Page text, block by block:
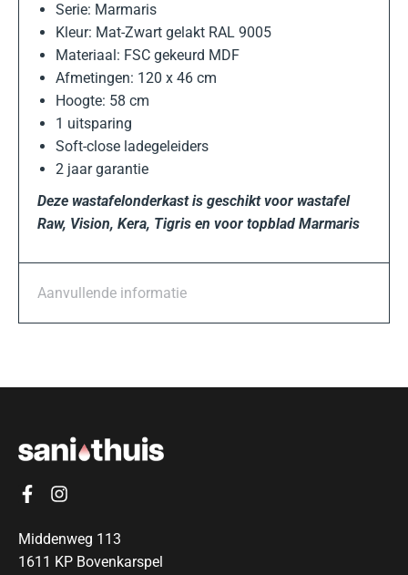
Serie: Marmaris
Kleur: Mat-Zwart gelakt RAL 9005
Materiaal: FSC gekeurd MDF
Afmetingen: 120 x 46 cm
Hoogte: 58 cm
1 uitsparing
Soft-close ladegeleiders
2 jaar garantie
Deze wastafelonderkast is geschikt voor wastafel
Raw, Vision, Kera, Tigris en voor topblad Marmaris
Aanvullende informatie
Middenweg 113
1611 KP Bovenkarspel